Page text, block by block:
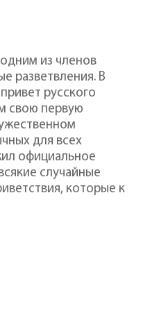
из членов
разветвления. В
русского
свою первую
для всех
официальное
случайные
которые к